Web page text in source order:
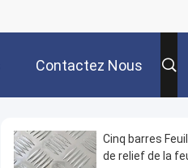
Contactez Nous
Cinq barres Feuille en aluminium à carreaux
de relief de la